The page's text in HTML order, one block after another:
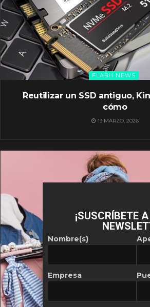
FLASH NEWS
Reutilizar un SSD antiguo,
cómo
13 MARZO, 2026
¡SUSCRÍBETE
Nombre(s)
Empresa